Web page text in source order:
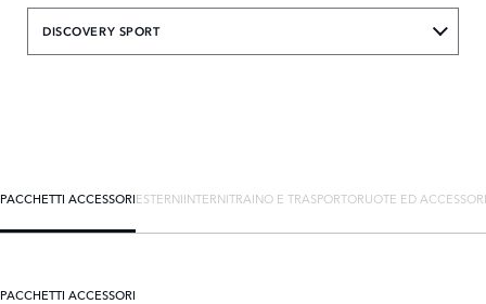
DISCOVERY SPORT
PACCHETTI ACCESSORIESTERNIINTERNITRAINO E TRASPORTORUOTE ED ACCESSORI
PACCHETTI ACCESSORI